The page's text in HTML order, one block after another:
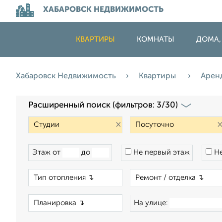
ХАБАРОВСК НЕДВИЖИМОСТЬ
КВАРТИРЫ КОМНАТЫ ДОМА,
Хабаровск Недвижимость Квартиры
Расширенный поиск (фильтров: 3/30)
× ×
Этаж от до Не первый этаж
На улице: